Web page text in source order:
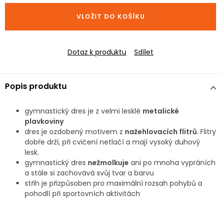
cena:
VLOŽIT DO KOŠÍKU
Dotaz k produktu Sdílet
Popis produktu
gymnastický dres je z velmi lesklé metalické
plavkoviny
dres je ozdobený motivem z nažehlovacích flitrů. Flitry
dobře drží, při cvičení netlačí a mají vysoký duhový
lesk.
gymnastický dres nežmolkuje ani po mnoha vypráních
a stále si zachovává svůj tvar a barvu
střih je přizpůsoben pro maximální rozsah pohybů a
pohodlí při sportovních aktivitách